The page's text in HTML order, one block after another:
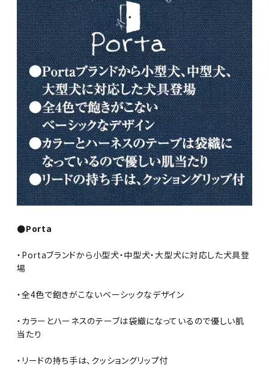
●Porta
・Portaブランドから小型犬・中型犬・大型犬に対応した犬具登
場
・全4色で飽きがこないベーシックなデザイン
・カラーとハーネスのテーブは袋織になっているので優しい肌
当たり
・リードの持ち手は、クッショングリップ付